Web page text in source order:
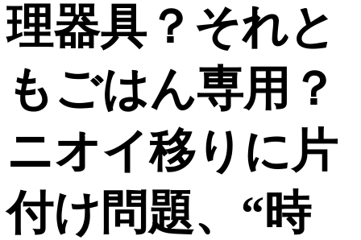
理器具？それと
もごはん専用？
ニオイ移りに片
付け問題、“時